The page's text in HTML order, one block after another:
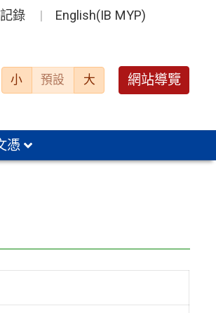
錄 English(IB MYP)
小 預設 大 網站導覽
憑